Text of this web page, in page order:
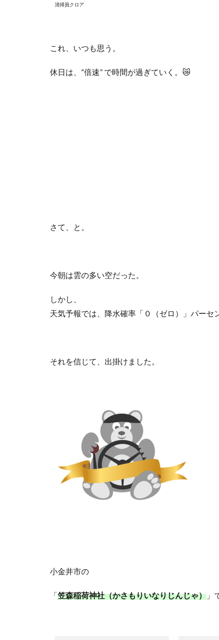
清掃員クロア
これ、いつも思う。
休日は、 “倍速” で時間が過ぎていく。 😿
さて、と。
今朝は雲の多い空だった。
しかし、
天気予報では、降水確率「０（ゼロ）」パーセ
それを信じて、出掛けました。
小金井市の
「笠森稲荷神社（かさもりいなりじんじゃ） 」